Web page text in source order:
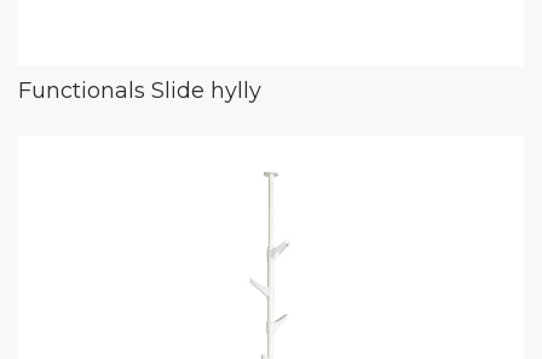
Functionals Slide hylly